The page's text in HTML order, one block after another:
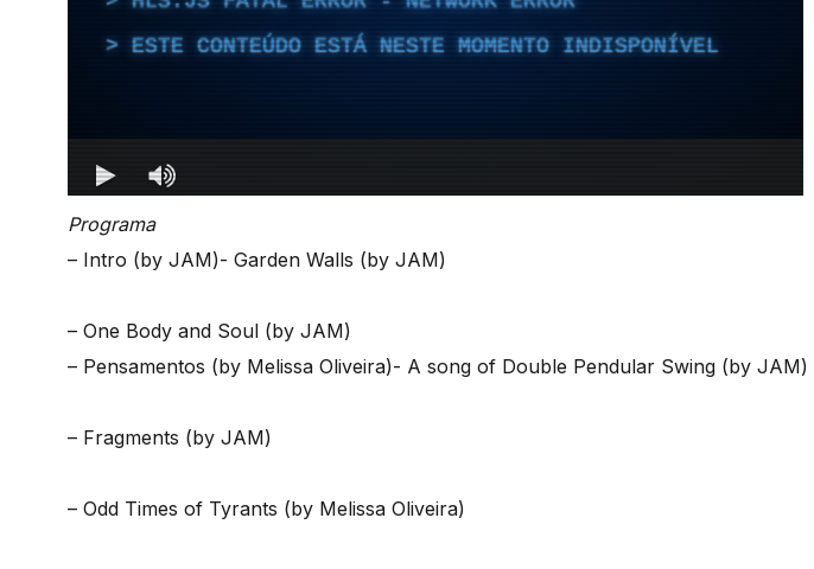
Programa
– Intro (by JAM)- Garden Walls (by JAM)
– One Body and Soul (by JAM)
– Pensamentos (by Melissa Oliveira)- A song of Double Pendular Swing (by JAM)
– Fragments (by JAM)
– Odd Times of Tyrants (by Melissa Oliveira)